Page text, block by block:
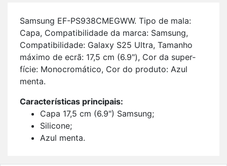
Sam­sung EF-PS938C­MEGWW. Tipo de mala:
Capa, Com­pa­ti­bi­li­dade da marca: Sam­sung,
Com­pa­ti­bi­li­dade: Ga­laxy S25 Ultra, Ta­manho
má­ximo de ecrã: 17,5 cm (6.9"), Cor da su­per­
fície: Mo­no­cro­má­tico, Cor do pro­duto: Azul
menta.
Ca­rac­te­rís­ticas prin­ci­pais:
Capa 17,5 cm (6.9") Sam­sung;
Si­li­cone;
Azul menta.